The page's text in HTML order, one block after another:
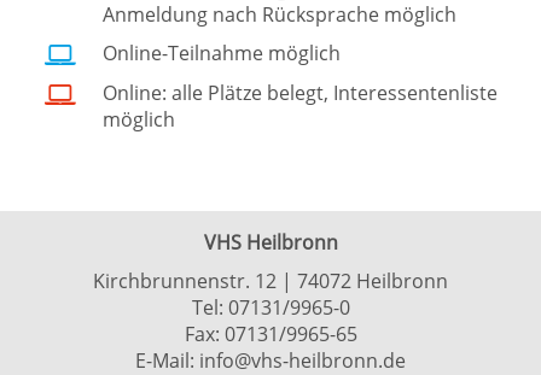
Anmeldung nach Rücksprache möglich
Online-Teilnahme möglich
Online: alle Plätze belegt, Interessentenliste
möglich
VHS Heilbronn
Kirchbrunnenstr. 12 | 74072 Heilbronn
Tel: 07131/9965-0
Fax: 07131/9965-65
E-Mail: info@vhs-heilbronn.de